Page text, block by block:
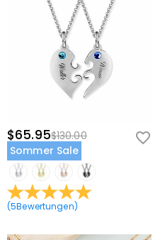
$65.95$130.00
Sommer Sale
(5Bewertungen)